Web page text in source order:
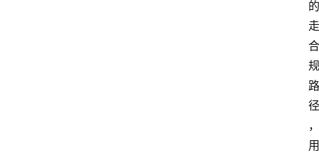
的
走
合
规
路
径
，
用